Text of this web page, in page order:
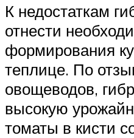
К недостаткам
отнести
формирования
теплице. По
овощеводов,
высокую
томаты в кисти